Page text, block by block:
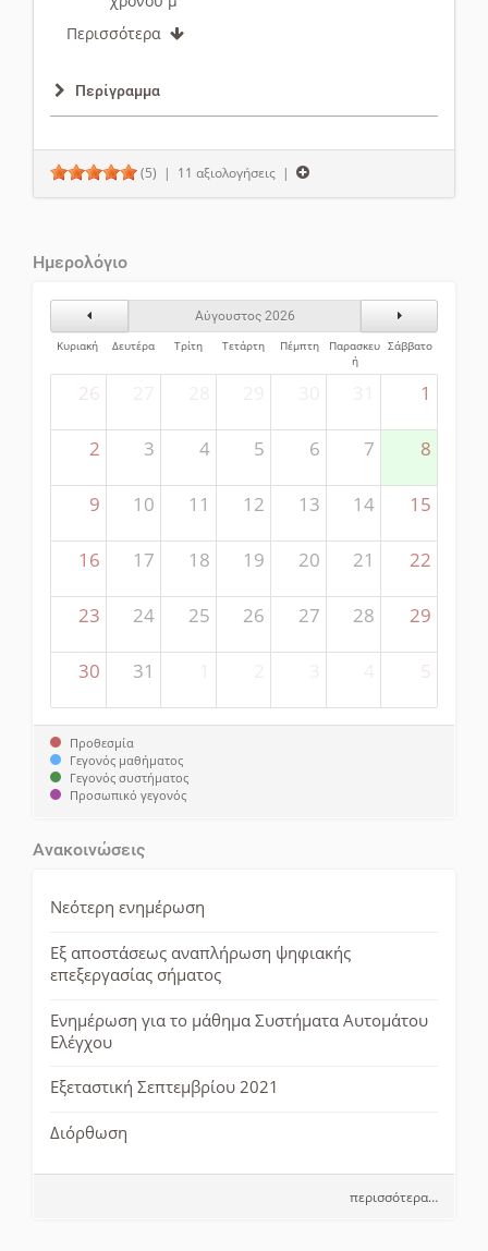
Περισσότερα
Περίγραμμα
(5) | 11 αξιολογήσεις |
Ημερολόγιο
Προηγούμενος ΜήναςΑύγουστος 2026
Επόμενος
Κυριακή
Δευτέρα Τρίτη Τετάρτη Πέμπτη
Παρασκευ
ή
Σάββατο
26 1
2 3 4 5 6 7 8
9 10 11 12 13 14 15
16 17 18 19 20 21 22
23 24 25 26 27 28 29
30 31 5
Προθεσμία
Γεγονός μαθήματος
Γεγονός συστήματος
Προσωπικό γεγονός
Ανακοινώσεις
Νεότερη ενημέρωση
Εξ αποστάσεως αναπλήρωση ψηφιακής
επεξεργασίας σήματος
Ενημέρωση για το μάθημα Συστήματα Αυτομάτου
Ελέγχου
Εξεταστική Σεπτεμβρίου 2021
Διόρθωση
περισσότερα…